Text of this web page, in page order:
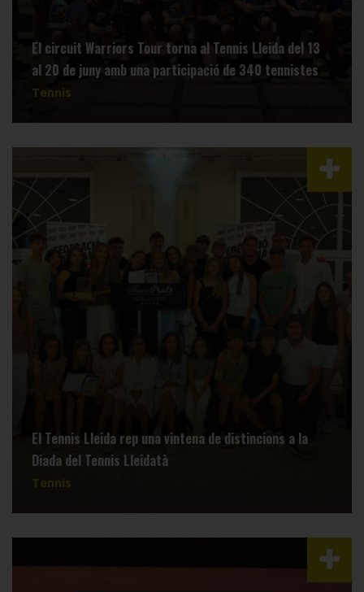
El circuit Warriors Tour torna al Tennis Lleida del 13
al 20 de juny amb una participació de 340 tennistes
Tennis
El Tennis Lleida rep una vintena de distincions a la
Diada del Tennis Lleidatà
Tennis